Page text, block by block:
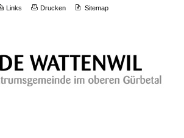
Links Drucken Sitemap